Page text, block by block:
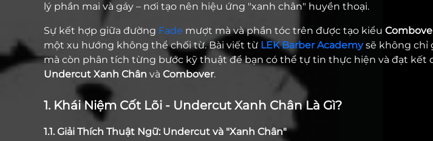
lý phần mai và gáy – nơi tạo nên hiệu ứng "xanh chân" huyền thoại.
Sự kết hợp giữa đường Fade mượt mà và phần tóc trên được tạo kiểu
một xu hướng không thể chối từ. Bài viết từ LEK Barber Academysẽ không chỉ
mà còn phân tích từng bước kỹ thuật để bạn có thể tự tin thực hiện và đạt kết
Undercut Xanh Chân và Combover.
1. Khái Niệm Cốt Lõi - Undercut Xanh Chân Là Gì?
1.1. Giải Thích Thuật Ngữ: Undercut và "Xanh Chân"